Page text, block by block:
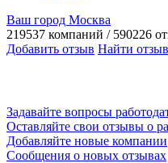
Ваш город Москва
219537 компаний / 590226
Добавить отзыв Найти отзыв
Задавайте вопросы
Оставляйте свои отзывы о
Добавляйте новые компании
Сообщения о новых отзывах